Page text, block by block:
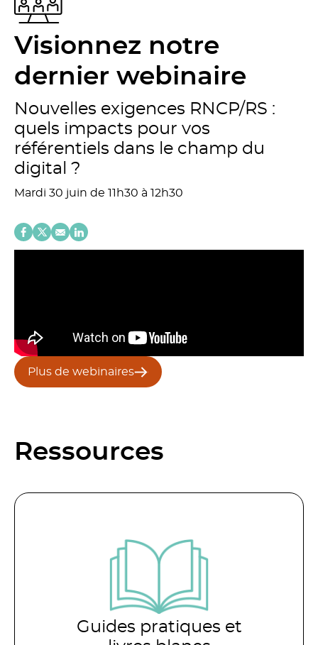
Plus de webinaires
Visionnez notre
dernier webinaire
Nouvelles exigences RNCP/RS :
quels impacts pour vos
référentiels dans le champ du
digital ?
Mardi 30 juin de 11h30 à 12h30
Ressources
Guides pratiques et